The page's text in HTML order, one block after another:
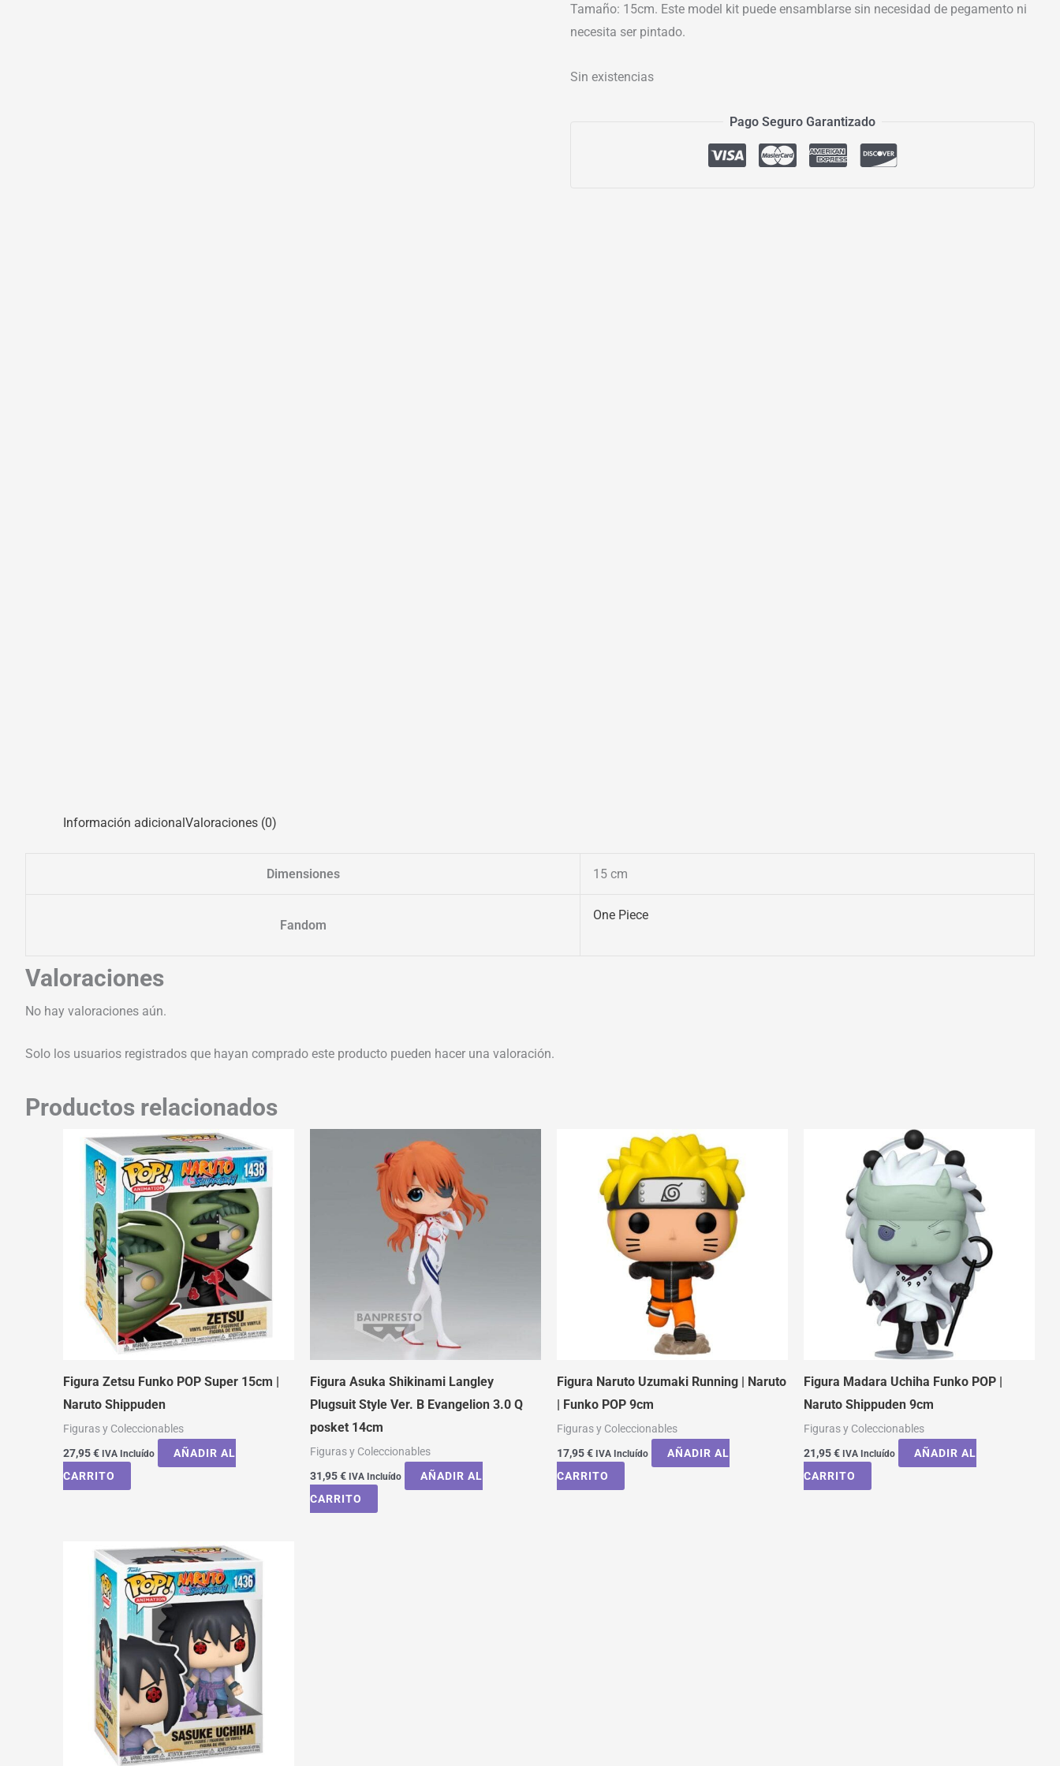
Tamaño: 15cm. Este model kit puede ensamblarse sin necesidad de pegamento ni
necesita ser pintado.
Sin existencias
Pago Seguro Garantizado
Información adicionalValoraciones (0)
Dimensiones 15 cm
Fandom
One Piece
Valoraciones
No hay valoraciones aún.
Solo los usuarios registrados que hayan comprado este producto pueden hacer una valoración.
Productos relacionados
Figura Zetsu Funko POP Super 15cm |
Naruto Shippuden
Figuras y Coleccionables
27,95€ IVA Incluído
AÑADIR AL
CARRITO
Figura Asuka Shikinami Langley
Plugsuit Style Ver. B Evangelion 3.0 Q
posket 14cm
Figuras y Coleccionables
31,95€ IVA Incluído
AÑADIR AL
CARRITO
Figura Naruto Uzumaki Running | Naruto
| Funko POP 9cm
Figuras y Coleccionables
17,95€ IVA Incluído
AÑADIR AL
CARRITO
Figura Madara Uchiha Funko POP |
Naruto Shippuden 9cm
Figuras y Coleccionables
21,95€ IVA Incluído
AÑADIR AL
CARRITO